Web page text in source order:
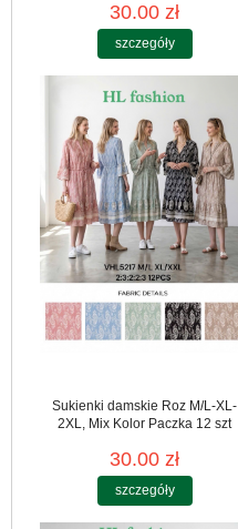
30.00 zł
szczegóły
Sukienki damskie Roz M/L-XL-
2XL, Mix Kolor Paczka 12 szt
30.00 zł
szczegóły